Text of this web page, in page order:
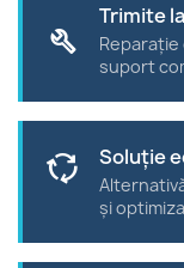
build
Trimite
suport
cycle Soluție
și